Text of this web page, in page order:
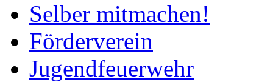
Selber mitmachen!
Förderverein
Jugendfeuerwehr